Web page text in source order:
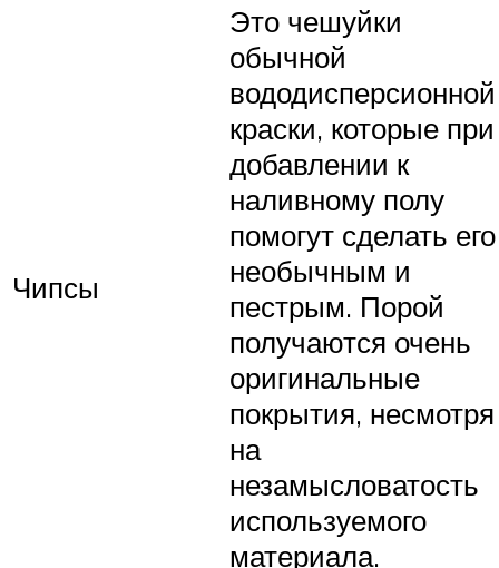
Чипсы
Это чешуйки
обычной
вододисперсионной
краски, которые при
добавлении к
наливному полу
помогут сделать его
необычным и
пестрым. Порой
получаются очень
оригинальные
покрытия, несмотря
на
незамысловатость
используемого
материала.